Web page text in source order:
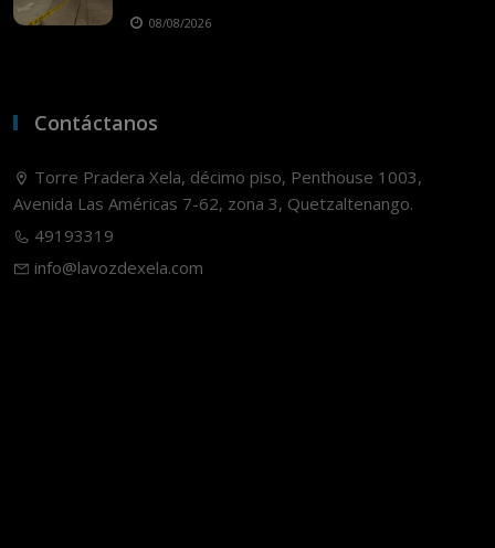
08/08/2026
Contáctanos
Torre Pradera Xela, décimo piso, Penthouse 1003,
Avenida Las Américas 7-62, zona 3, Quetzaltenango.
49193319
info@lavozdexela.com